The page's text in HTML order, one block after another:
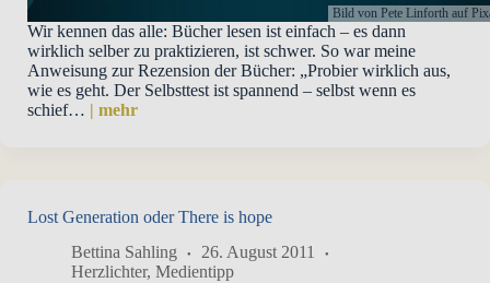
Bild von Pete Linforth auf
Wir kennen das alle: Bücher lesen ist einfach – es dann
wirklich selber zu praktizieren, ist schwer. So war meine
Anweisung zur Rezension der Bücher: „Probier wirklich aus,
wie es geht. Der Selbsttest ist spannend – selbst wenn es
schief… | mehr
Lost Generation oder There is hope
Bettina Sahling
26. August 2011
Herzlichter, Medientipp